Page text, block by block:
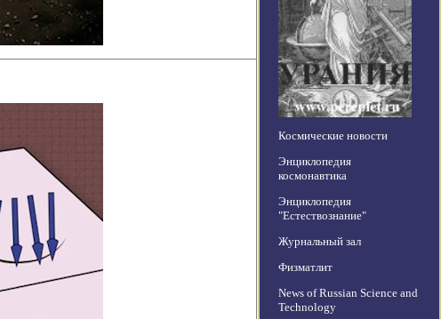
Космические новости
Энциклопедия
космонавтика
Энциклопедия
"Естествознание"
Журнальный зал
Физматлит
News of Russian Science and
Technology